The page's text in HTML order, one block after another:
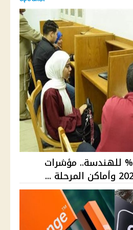
92.8% للطب و87.9% للهندسة.. مؤشرات